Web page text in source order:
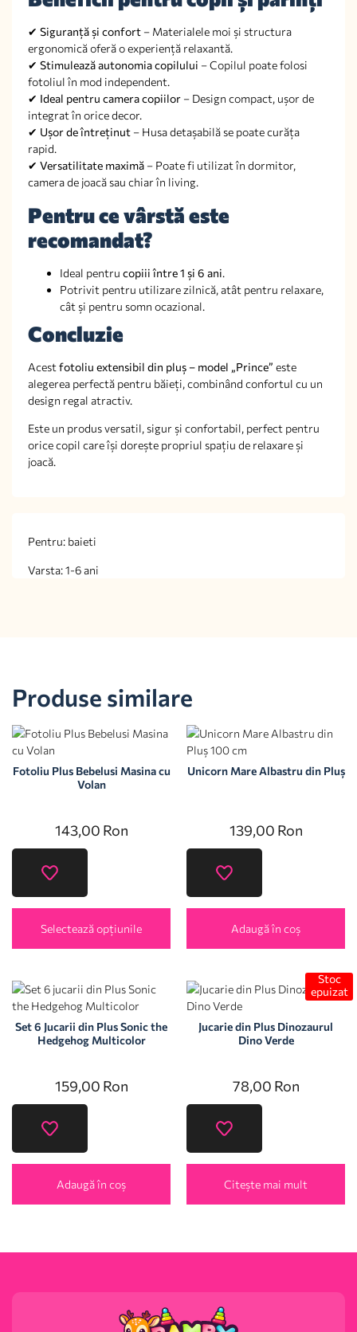
✔ Siguranță și confort – Materialele moi și structura
ergonomică oferă o experiență relaxantă.
✔ Stimulează autonomia copilului – Copilul poate folosi
fotoliul în mod independent.
✔ Ideal pentru camera copiilor – Design compact, ușor de
integrat în orice decor.
✔ Ușor de întreținut – Husa detașabilă se poate curăța
rapid.
✔ Versatilitate maximă – Poate fi utilizat în dormitor,
camera de joacă sau chiar în living.
Pentru ce vârstă este
recomandat?
Ideal pentru copiii între 1 și 6 ani.
Potrivit pentru utilizare zilnică, atât pentru relaxare,
cât și pentru somn ocazional.
Concluzie
Acestfotoliu extensibil din pluș – model „Prince” este
alegerea perfectă pentru băieți, combinând confortul cu un
design regal atractiv.
Este un produs versatil, sigur și confortabil, perfect pentru
orice copil care își dorește propriul spațiu de relaxare și
joacă.
Pentru: baieti
Varsta: 1-6 ani
Produse similare
Fotoliu Plus Bebelusi Masina cu
Volan
143,00 Ron
Selectează opțiunile
Unicorn Mare Albastru din Pluș
139,00 Ron
Adaugă în coș
Set 6 Jucarii din Plus Sonic the
Hedgehog Multicolor
159,00 Ron
Adaugă în coș
Stoc
epuizat
Jucarie din Plus Dinozaurul
Dino Verde
78,00 Ron
Citește mai mult